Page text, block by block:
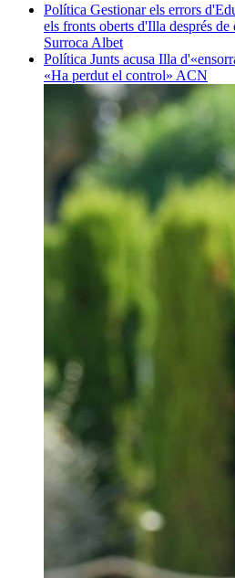
Política Gestionar els errors
els fronts oberts d'Illa després de
Surroca Albet
Política Junts acusa Illa
«Ha perdut el control» ACN